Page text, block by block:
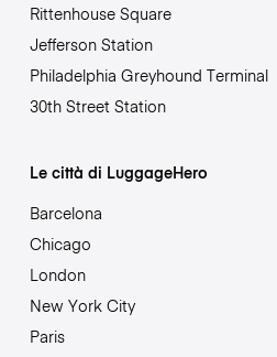
Rittenhouse Square
Jefferson Station
Philadelphia Greyhound Terminal
30th Street Station
Le città di LuggageHero
Barcelona
Chicago
London
New York City
Paris